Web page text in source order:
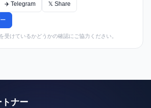
✈️ Telegram 𝕏 Share
受けているかどうかの確認にご協力ください。
ナー